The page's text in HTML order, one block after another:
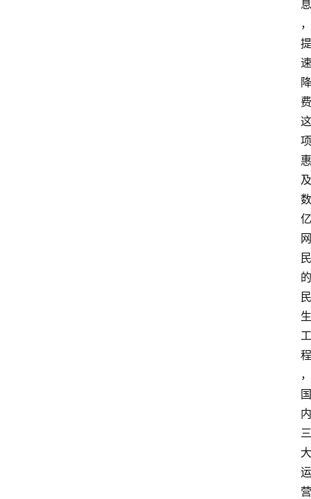
息
，
提
速
降
费
这
项
惠
及
数
亿
网
民
的
民
生
工
程
，
国
内
三
大
运
营